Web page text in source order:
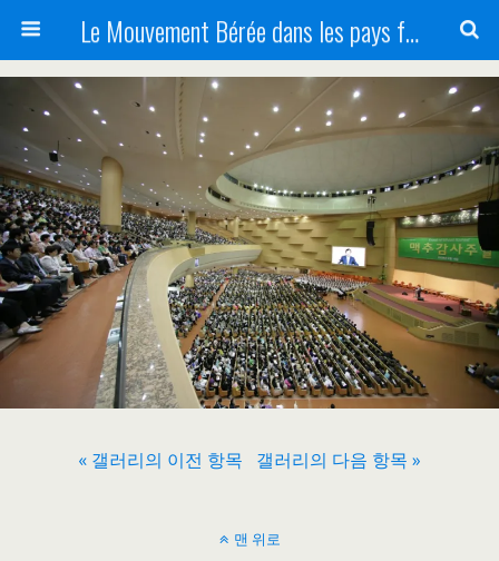
Le Mouvement Bérée dans les pays francophones
« 갤러리의 이전 항목 갤러리의 다음 항목 »
맨 위로